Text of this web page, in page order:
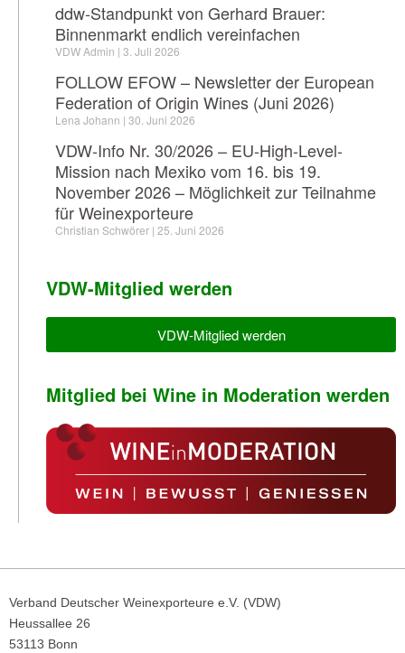
ddw-Standpunkt von Gerhard Brauer:
Binnenmarkt endlich vereinfachen
VDW Admin 3. Juli 2026
FOLLOW EFOW – Newsletter der European
Federation of Origin Wines (Juni 2026)
Lena Johann 30. Juni 2026
VDW-Info Nr. 30/2026 – EU-High-Level-
Mission nach Mexiko vom 16. bis 19.
November 2026 – Möglichkeit zur Teilnahme
für Weinexporteure
Christian Schwörer 25. Juni 2026
VDW-Mitglied werden
VDW-Mitglied werden
Mitglied bei Wine in Moderation werden
Verband Deutscher Weinexporteure e.V. (VDW)
Heussallee 26
53113 Bonn